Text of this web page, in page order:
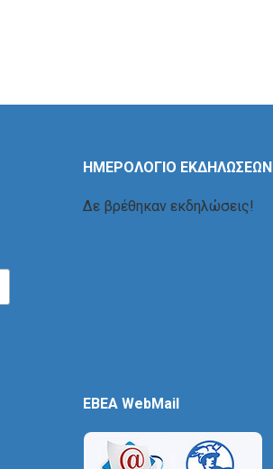
ΗΜΕΡΟΛΟΓΙΟ ΕΚΔΗΛΩΣΕΩΝ
Δε βρέθηκαν εκδηλώσεις!
EBEA WebMail